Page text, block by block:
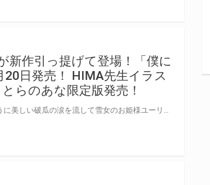
新作引っ提げて登場！「僕に
日発売！ HIMA先生イラス
らのあな限定版発売！